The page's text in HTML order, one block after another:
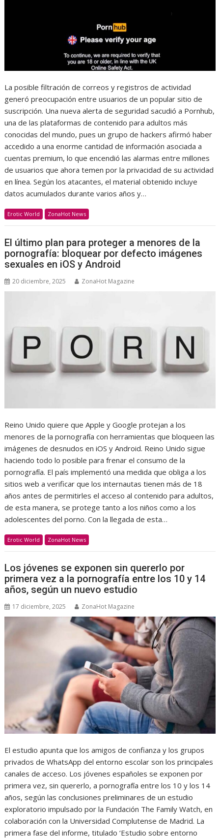
La posible filtración de correos y registros de actividad
generó preocupación entre usuarios de un popular sitio de
suscripción. Una nueva alerta de seguridad sacudió a Pornhub,
una de las plataformas de contenido para adultos más
conocidas del mundo, pues un grupo de hackers afirmó haber
accedido a una enorme cantidad de información asociada a
cuentas premium, lo que encendió las alarmas entre millones
de usuarios que ahora temen por la privacidad de su actividad
en línea. Según los atacantes, el material obtenido incluye
datos acumulados durante varios años y…
Erotic World ZonaHot News
El último plan para proteger a menores de la
pornografía: bloquear por defecto imágenes
sexuales en iOS y Android
20 diciembre, 2025 ZonaHot Magazine
Reino Unido quiere que Apple y Google protejan a los
menores de la pornografía con herramientas que bloqueen las
imágenes de desnudos en iOS y Android. Reino Unido sigue
haciendo todo lo posible para frenar el consumo de la
pornografía. El país implementó una medida que obliga a los
sitios web a verificar que los internautas tienen más de 18
años antes de permitirles el acceso al contenido para adultos,
de esta manera, se protege tanto a los niños como a los
adolescentes del porno. Con la llegada de esta…
Erotic World ZonaHot News
Los jóvenes se exponen sin quererlo por
primera vez a la pornografía entre los 10 y 14
años, según un nuevo estudio
17 diciembre, 2025 ZonaHot Magazine
El estudio apunta que los amigos de confianza y los grupos
privados de WhatsApp del entorno escolar son los principales
canales de acceso. Los jóvenes españoles se exponen por
primera vez, sin quererlo, a pornografía entre los 10 y los 14
años, según las conclusiones preliminares de un estudio
exploratorio impulsado por la Fundación The Family Watch, en
colaboración con la Universidad Complutense de Madrid. La
primera fase del informe, titulado ‘Estudio sobre entorno